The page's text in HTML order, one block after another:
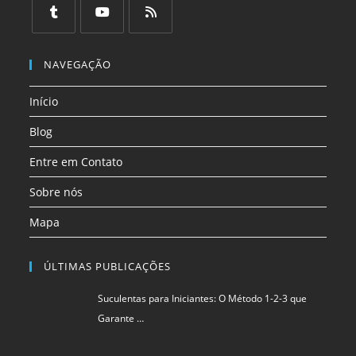
uma
aba
em
uma
aba
uma
em
nova
aba
em
aba
aba
NAVEGAÇÃO
Início
Blog
Entre em Contato
Sobre nós
Mapa
ÚLTIMAS PUBLICAÇÕES
Suculentas para Iniciantes: O Método 1-2-3 que
Garante …